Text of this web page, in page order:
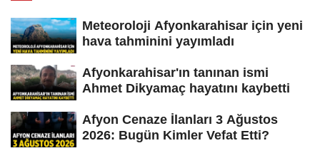
Meteoroloji Afyonkarahisar için yeni
hava tahminini yayımladı
Afyonkarahisar'ın tanınan ismi
Ahmet Dikyamaç hayatını kaybetti
Afyon Cenaze İlanları 3 Ağustos
2026: Bugün Kimler Vefat Etti?